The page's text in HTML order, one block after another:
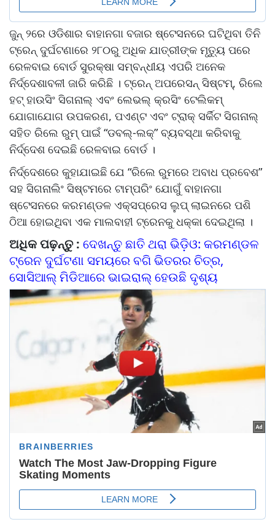
ଜୁନ୍ ୨ରେ ଓଡିଶାର ବାହାନଗା ବଜାର ଷ୍ଟେସନରେ ଘଟିଥିବା ତିନି
ଟ୍ରେନ୍ ଦୁର୍ଘଟଣାରେ ୨୮୦ରୁ ଅଧିକ ଯାତ୍ରୀଙ୍କ ମୃତ୍ୟୁ ପରେ
ରେଳବାଇ ବୋର୍ଡ ସୁରକ୍ଷା ସମ୍ବନ୍ଧୀୟ ଏପରି ଅନେକ
ନିର୍ଦ୍ଦେଶାବଳୀ ଜାରି କରିଛି । ଟ୍ରେନ୍ ଅପରେସନ୍ ସିଷ୍ଟମ୍, ରିଲେ
ହଟ୍ ହାଉସିଂ ସିଗନାଲ୍ ଏବଂ ଲେଭଲ୍ କ୍ରସିଂ ଟେଲିକମ୍
ଯୋଗାଯୋଗ ଉପକରଣ, ପଏଣ୍ଟ ଏବଂ ଟ୍ରାକ୍ ସର୍କିଟ ସିଗନାଲ୍
ସହିତ ରିଲେ ରୁମ୍ ପାଇଁ “ଡବଲ୍-ଲକ୍” ବ୍ୟବସ୍ଥା କରିବାକୁ
ନିର୍ଦ୍ଦେଶ ଦେଇଛି ରେଳବାଇ ବୋର୍ଡ ।
ନିର୍ଦ୍ଦେଶରେ କୁହାଯାଇଛି ଯେ “ରିଲେ ରୁମରେ ଅବାଧ ପ୍ରବେଶ”
ସହ ସିଗନାଲିଂ ସିଷ୍ଟମରେ ଟାମ୍ପରିଂ ଯୋଗୁଁ ବାହାନଗା
ଷ୍ଟେସନରେ କରମଣ୍ଡଳ ଏକ୍ସପ୍ରେସ ଲୁପ୍ ଲାଇନରେ ପଶି
ଠିଆ ହୋଇଥିବା ଏକ ମାଲବାହୀ ଟ୍ରେନକୁ ଧକ୍କା ଦେଇଥିଲା ।
ଅଧିକ ପଢ଼ନ୍ତୁ : ଦେଖନ୍ତୁ ଛାତି ଥରା ଭିଡ଼ିଓ: କରମଣ୍ଡଳ
ଟ୍ରେନ ଦୁର୍ଘଟଣା ସମୟରେ ବଗି ଭିତରର ଚିତ୍ର,
ସୋସିଆଲ୍ ମିଡିଆରେ ଭାଇରାଲ୍ ହେଉଛି ଦୃଶ୍ୟ